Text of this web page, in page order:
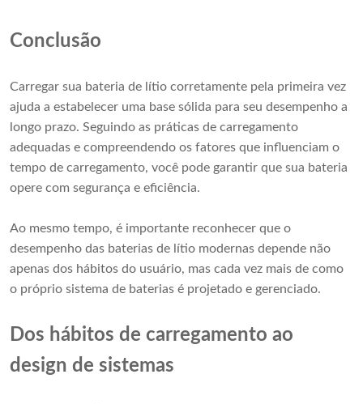
Conclusão
Carregar sua bateria de lítio corretamente pela primeira vez
ajuda a estabelecer uma base sólida para seu desempenho a
longo prazo. Seguindo as práticas de carregamento
adequadas e compreendendo os fatores que influenciam o
tempo de carregamento, você pode garantir que sua bateria
opere com segurança e eficiência.
Ao mesmo tempo, é importante reconhecer que o
desempenho das baterias de lítio modernas depende não
apenas dos hábitos do usuário, mas cada vez mais de como
o próprio sistema de baterias é projetado e gerenciado.
Dos hábitos de carregamento ao
design de sistemas